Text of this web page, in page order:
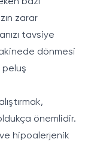
zarar
tavsiye
dönmesi
peluş
önemlidir.
ve hipoalerjenik